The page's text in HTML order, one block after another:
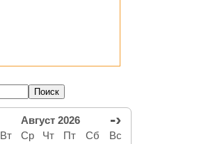
Поиск
Август 2026 -›
Вт Ср Чт Пт Сб
Вс